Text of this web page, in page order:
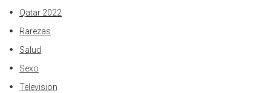
Qatar 2022
Rarezas
Salud
Sexo
Television